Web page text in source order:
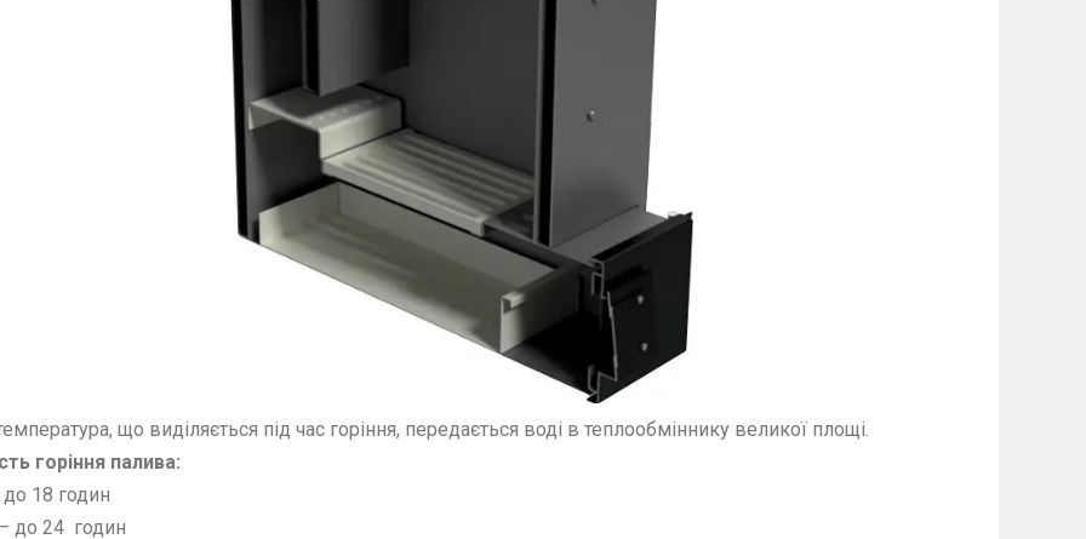
що виділяється під час горіння, передається воді в теплообміннику великої площі.
горіння палива:
18 годин
до 24 годин